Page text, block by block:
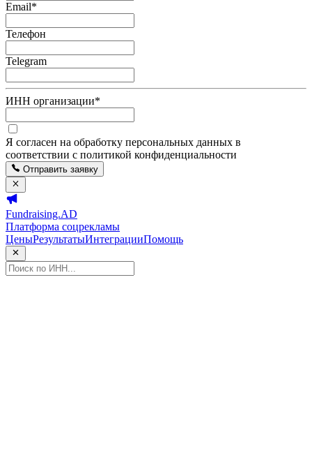
Email*
Телефон
Telegram
ИНН организации*
Я согласен на обработку персональных данных в
соответствии с политикой конфиденциальности
Отправить заявку
Fundraising.AD
Платформа соцрекламы
ЦеныРезультатыИнтеграцииПомощь